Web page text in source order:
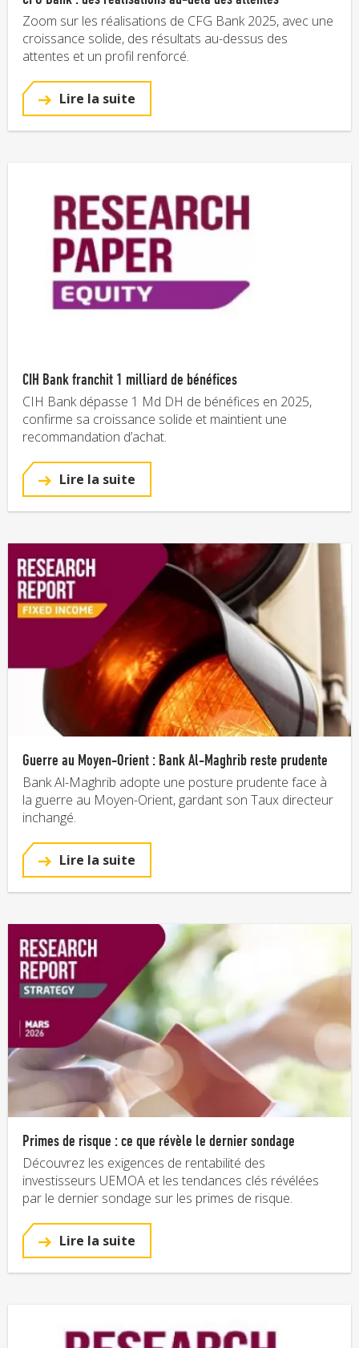
Zoom sur les réalisations de CFG Bank 2025, avec une
croissance solide, des résultats au-dessus des
attentes et un profil renforcé.
Lire la suite
CIH Bank franchit 1 milliard de bénéfices
CIH Bank dépasse 1 Md DH de bénéfices en 2025,
confirme sa croissance solide et maintient une
recommandation d’achat.
Lire la suite
Guerre au Moyen-Orient : Bank Al-Maghrib reste prudente
Bank Al-Maghrib adopte une posture prudente face à
la guerre au Moyen-Orient, gardant son Taux directeur
inchangé.
Lire la suite
Primes de risque : ce que révèle le dernier sondage
Découvrez les exigences de rentabilité des
investisseurs UEMOA et les tendances clés révélées
par le dernier sondage sur les primes de risque.
Lire la suite